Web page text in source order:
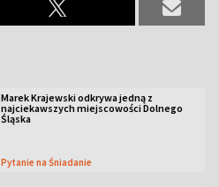
Marek Krajewski odkrywa jedną z
najciekawszych miejscowości Dolnego
Śląska
Pytanie na Śniadanie